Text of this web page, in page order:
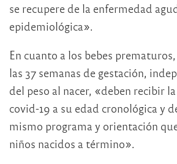
se recupere de la enfermedad
epidemiológica».
En cuanto a los bebes
las 37 semanas de gestación,
del peso al nacer, «deben recibir
covid-19 a su edad cronológica y
mismo programa y orientación
niños nacidos a término».